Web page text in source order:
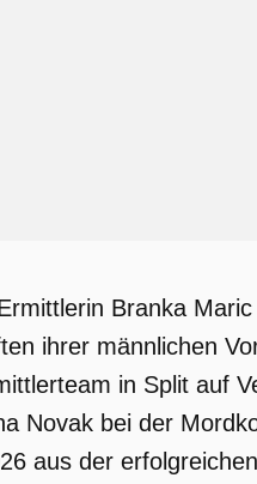
Branka
ihrer männlichen
in Split auf
Novak bei der
aus der